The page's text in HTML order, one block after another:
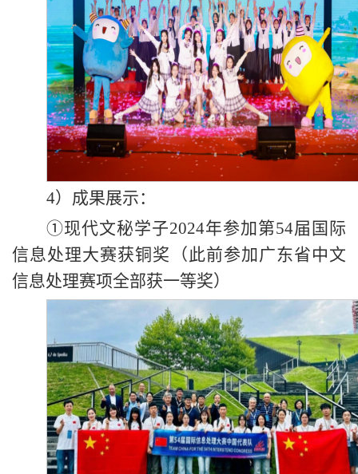
4）成果展示：
①现代文秘学子2024年参加第54届国际
信息处理大赛获铜奖（此前参加广东省中文
信息处理赛项全部获一等奖）